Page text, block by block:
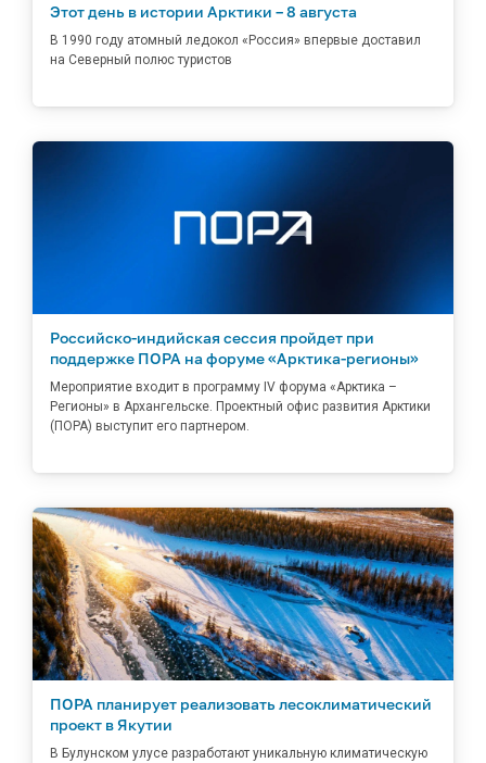
Этот день в истории Арктики – 8 августа
В 1990 году атомный ледокол «Россия» впервые доставил
на Северный полюс туристов
Российско-индийская сессия пройдет при
поддержке ПОРА на форуме «Арктика-регионы»
Мероприятие входит в программу IV форума «Арктика –
Регионы» в Архангельске. Проектный офис развития Арктики
(ПОРА) выступит его партнером.
ПОРА планирует реализовать лесоклиматический
проект в Якутии
В Булунском улусе разработают уникальную климатическую